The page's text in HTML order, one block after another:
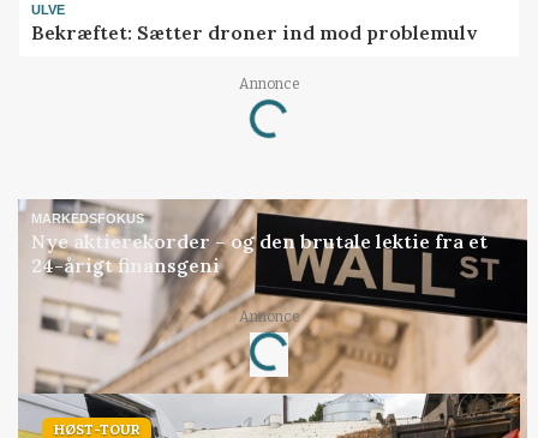
ULVE
Bekræftet: Sætter droner ind mod problemulv
Annonce
Loading...
MARKEDSFOKUS
Nye aktierekorder – og den brutale lektie fra et
24-årigt finansgeni
Annonce
Loading...
HØST-TOUR